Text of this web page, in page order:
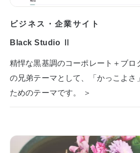
ビジネス・企業サイト
Black Studio Ⅱ
精悍な黒基調のコーポレート＋ブ
の兄弟テーマとして、「かっこよさ
ためのテーマです。 ＞